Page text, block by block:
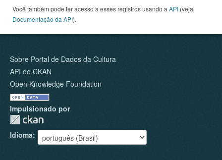
Você também pode ter acesso a esses registros usando a API (veja
Documentação da API).
Sobre Portal de Dados da Cultura
API do CKAN
Open Knowledge Foundation
Impulsionado por
Idioma